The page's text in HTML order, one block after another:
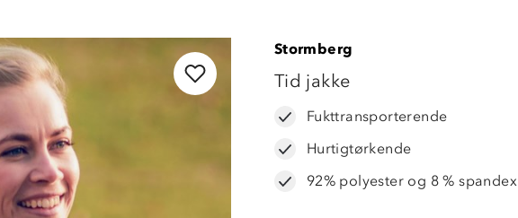
Stormberg
Tid jakke
Fukttransporterende
Hurtigtørkende
92% polyester og 8 % spandex